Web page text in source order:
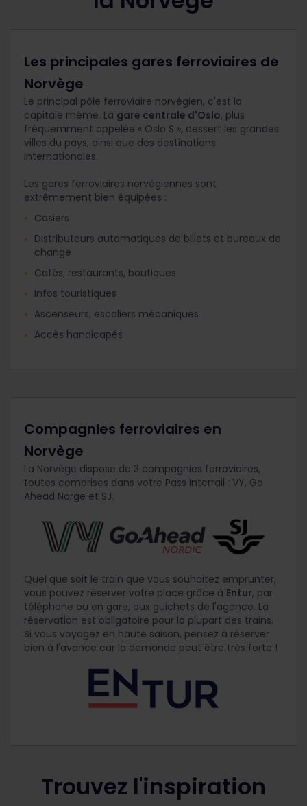
Les principales gares ferroviaires de
Norvège
Le principal pôle ferroviaire norvégien, c'est la
capitale même. La gare centrale d'Oslo, plus
fréquemment appelée « Oslo S », dessert les grandes
villes du pays, ainsi que des destinations
internationales.
Les gares ferroviaires norvégiennes sont
extrêmement bien équipées :
Casiers
Distributeurs automatiques de billets et bureaux de
change
Cafés, restaurants, boutiques
Infos touristiques
Ascenseurs, escaliers mécaniques
Accès handicapés
Compagnies ferroviaires en
Norvège
La Norvège dispose de 3 compagnies ferroviaires,
toutes comprises dans votre Pass Interrail : VY, Go
Ahead Norge et SJ.
Quel que soit le train que vous souhaitez emprunter,
vous pouvez réserver votre place grâce à Entur, par
téléphone ou en gare, aux guichets de l'agence. La
réservation est obligatoire pour la plupart des trains.
Si vous voyagez en haute saison, pensez à réserver
bien à l'avance car la demande peut être très forte !
Trouvez l'inspiration